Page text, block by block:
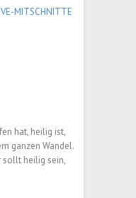
MITSCHNITTE
hat, heilig ist,
ganzen Wandel.
sollt heilig sein,